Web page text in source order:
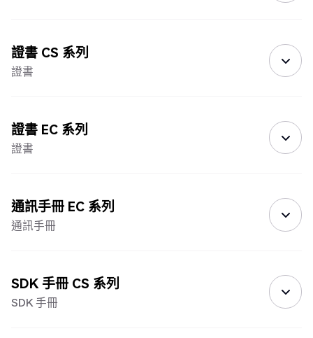
證書 CS 系列
證書
證書 EC 系列
證書
通訊手冊 EC 系列
通訊手冊
SDK 手冊 CS 系列
SDK 手冊